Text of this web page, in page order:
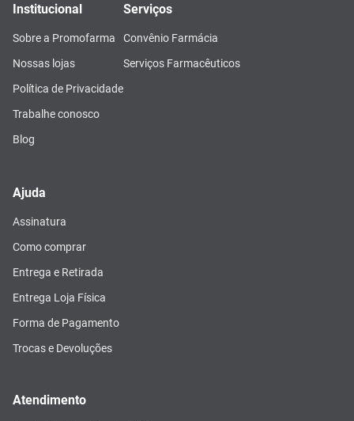
Institucional
Sobre a Promofarma
Nossas lojas
Política de Privacidade
Trabalhe conosco
Blog
Serviços
Convênio Farmácia
Serviços Farmacêuticos
Ajuda
Assinatura
Como comprar
Entrega e Retirada
Entrega Loja Física
Forma de Pagamento
Trocas e Devoluções
Atendimento